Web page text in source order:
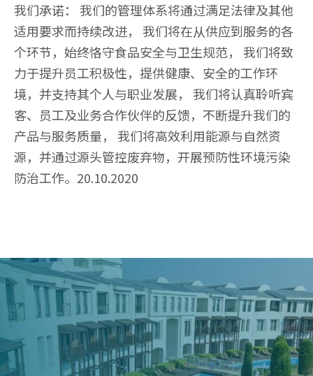
我们承诺： 我们的管理体系将通过满足法律及其他
适用要求而持续改进， 我们将在从供应到服务的各
个环节，始终恪守食品安全与卫生规范， 我们将致
力于提升员工积极性，提供健康、安全的工作环
境，并支持其个人与职业发展， 我们将认真聆听宾
客、员工及业务合作伙伴的反馈，不断提升我们的
产品与服务质量， 我们将高效利用能源与自然资
源，并通过源头管控废弃物，开展预防性环境污染
防治工作。20.10.2020